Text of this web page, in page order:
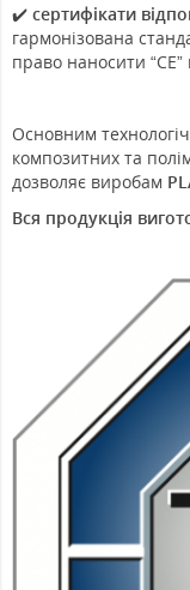
✔️ сертифікати
гармонізована
право наносити
Основним
композитних та
дозволяє виробам
Вся продукція